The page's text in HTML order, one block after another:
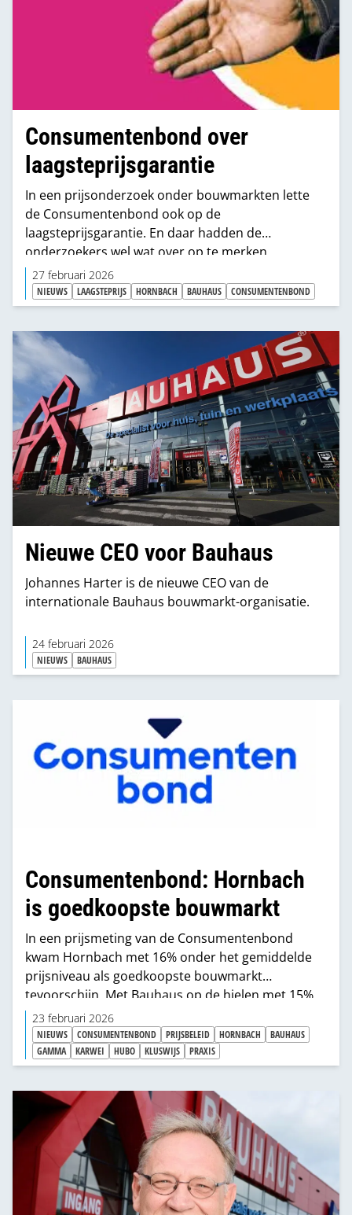
Consumentenbond over
laagsteprijsgarantie
In een prijsonderzoek onder bouwmarkten lette
de Consumentenbond ook op de
laagsteprijsgarantie. En daar hadden de
onderzoekers wel wat over op te merken.
27 februari 2026
NIEUWS LAAGSTEPRIJS HORNBACH BAUHAUS CONSUMENTENBOND
Nieuwe CEO voor Bauhaus
Johannes Harter is de nieuwe CEO van de
internationale Bauhaus bouwmarkt-organisatie.
24 februari 2026
NIEUWS BAUHAUS
Consumentenbond: Hornbach
is goedkoopste bouwmarkt
In een prijsmeting van de Consumentenbond
kwam Hornbach met 16% onder het gemiddelde
prijsniveau als goedkoopste bouwmarkt
tevoorschijn. Met Bauhaus op de hielen met 15%
onder gemiddeld. Opvallend is dat het prijsverschil
groter is dan twee jaar geleden. Toen was
Hornbach nog 14% goedkoper, vier jaar geleden
slechts 11%.
23 februari 2026
NIEUWS CONSUMENTENBOND PRIJSBELEID HORNBACH
BAUHAUS
GAMMA
KARWEI HUBO KLUSWIJS PRAXIS